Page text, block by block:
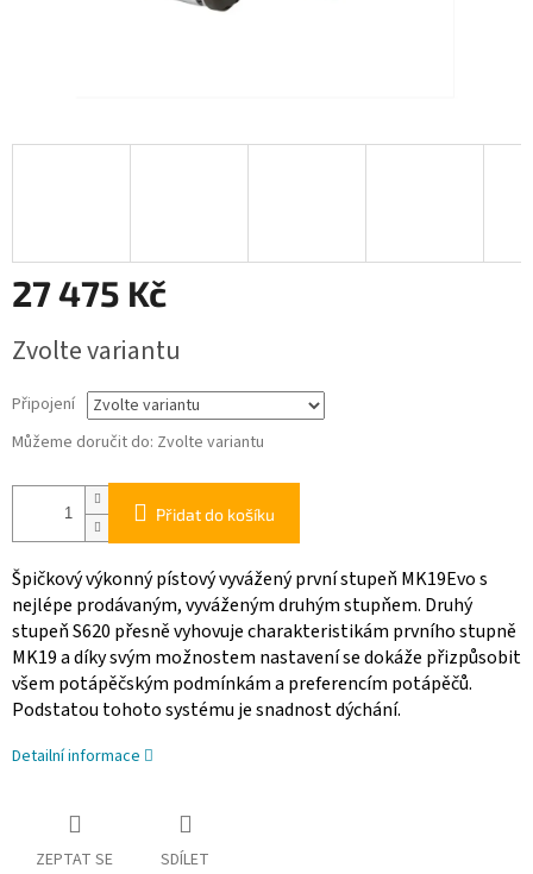
27 475 Kč
cena:
Zvolte variantu
Připojení
Můžeme doručit do: Zvolte variantu
Přidat do košíku
Špičkový výkonný pístový vyvážený první stupeň MK19Evo s
nejlépe prodávaným, vyváženým druhým stupňem. Druhý
stupeň S620 přesně vyhovuje charakteristikám prvního stupně
MK19 a díky svým možnostem nastavení se dokáže přizpůsobit
všem potápěčským podmínkám a preferencím potápěčů.
Podstatou tohoto systému je snadnost dýchání.
Detailní informace
ZEPTAT SE SDÍLET